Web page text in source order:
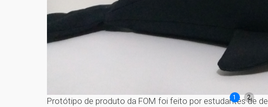
Protótipo de produto da FOM foi feito por estudantes de
1 2